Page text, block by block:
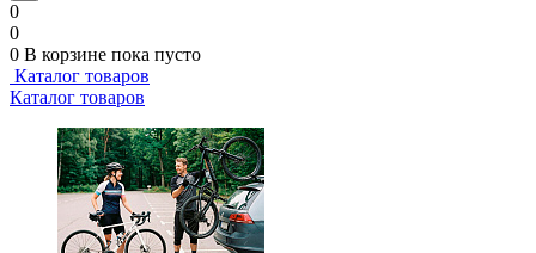
0
0
0 В корзине пока пусто
Каталог товаров
Каталог товаров